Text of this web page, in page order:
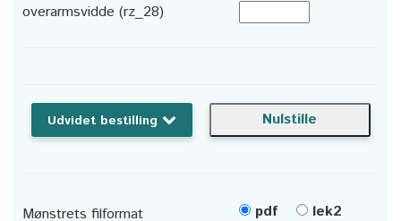
overarmsvidde (rz_28)
Udvidet bestilling
Mønstrets filformat pdf
lek2